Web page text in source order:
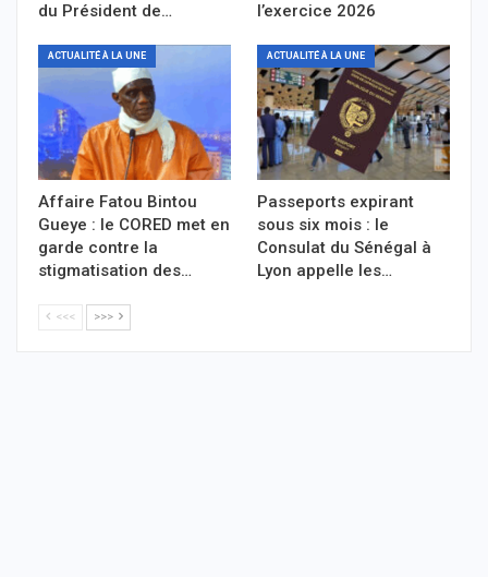
du Président de…
l’exercice 2026
ACTUALITÉ À LA UNE
Affaire Fatou Bintou
Gueye : le CORED met en
garde contre la
stigmatisation des…
ACTUALITÉ À LA UNE
Passeports expirant
sous six mois : le
Consulat du Sénégal à
Lyon appelle les…
<<< >>>